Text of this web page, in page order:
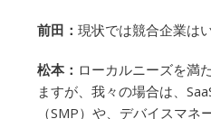
前田： 現状では競合企業は
松本： ローカルニーズを満
ますが、我々の場合は、
（SMP）や、デバイスマ